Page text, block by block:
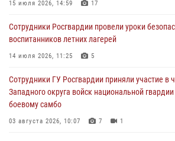
02 августа 2026, 19:30 10
Сотрудники Росгвардии на Пушкинской улице
граждан, подозреваемых в попытке поджога
центре города
15 июля 2026, 14:59 17
Сотрудники Росгвардии провели уроки
воспитанников летних лагерей
14 июля 2026, 11:25 5
Сотрудники ГУ Росгвардии приняли участие в
Западного округа войск национальной
боевому самбо
03 августа 2026, 10:07 7 1